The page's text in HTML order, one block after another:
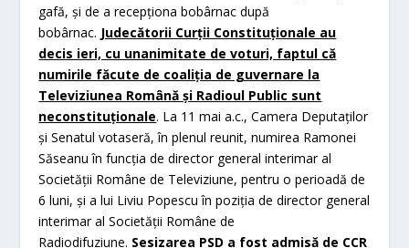
gafă, şi de a recepţiona bobârnac după
bobârnac. Judecătorii Curţii Constituţionale au
decis ieri, cu unanimitate de voturi, faptul că
numirile făcute de coaliţia de guvernare la
Televiziunea Română şi Radioul Public sunt
neconstituţionale. La 11 mai a.c., Camera Deputaţilor
şi Senatul votaseră, în plenul reunit, numirea Ramonei
Săseanu în funcţia de director general interimar al
Societăţii Române de Televiziune, pentru o perioadă de
6 luni, şi a lui Liviu Popescu în poziţia de director general
interimar al Societăţii Române de
Radiodifuziune. Sesizarea PSD a fost admisă de CCR